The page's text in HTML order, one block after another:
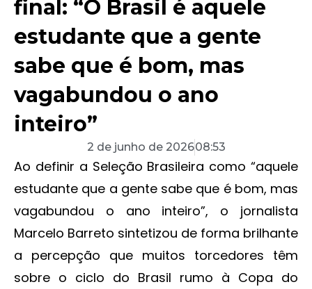
final: “O Brasil é aquele
estudante que a gente
sabe que é bom, mas
vagabundou o ano
inteiro”
2 de junho de 202608:53
Ao definir a Seleção Brasileira como “aquele
estudante que a gente sabe que é bom, mas
vagabundou o ano inteiro”, o jornalista
Marcelo Barreto sintetizou de forma brilhante
a percepção que muitos torcedores têm
sobre o ciclo do Brasil rumo à Copa do